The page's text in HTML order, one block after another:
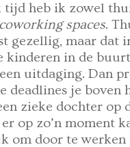
heb ik zowel
coworking spaces.
gezellig, maar dat
kinderen in de
uitdaging. Dan
je boven
zieke dochter op
op zo’n moment
om door te werken